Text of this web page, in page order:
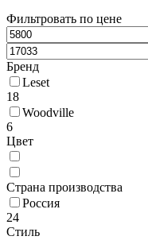
Фильтровать по цене
Бренд
Leset
18
Woodville
6
Цвет
Страна производства
Россия
24
Стиль